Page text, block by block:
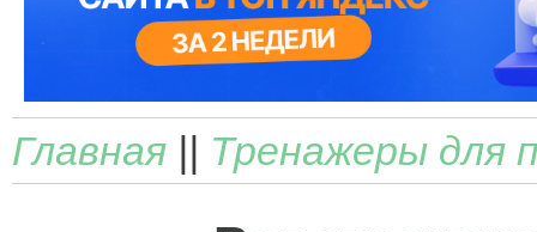
Главная || Тренажеры для